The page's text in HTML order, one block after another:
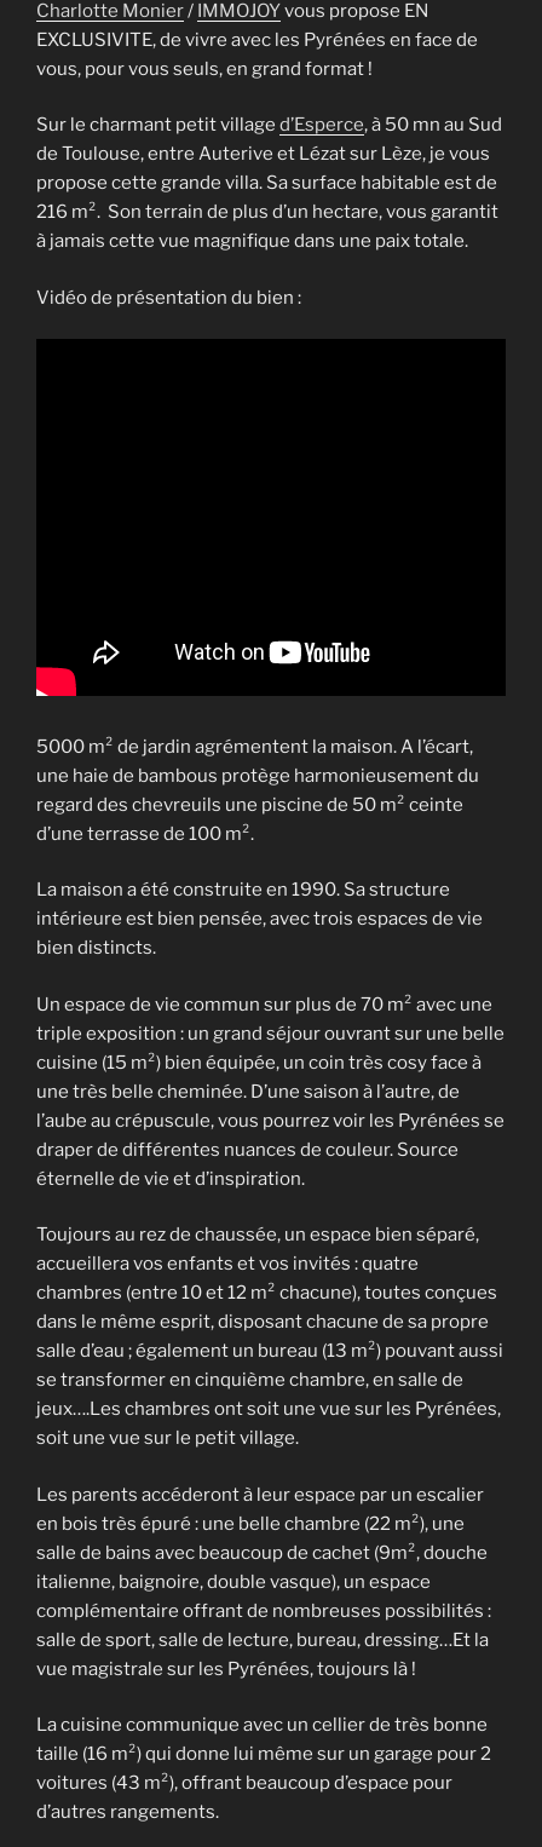
Charlotte Monier/ IMMOJOYvous propose EN
EXCLUSIVITE, de vivre avec les Pyrénées en face de
vous, pour vous seuls, en grand format !
Sur le charmant petit village d’Esperce, à 50 mn au Sud
de Toulouse, entre Auterive et Lézat sur Lèze, je vous
propose cette grande villa. Sa surface habitable est de
216 m². Son terrain de plus d’un hectare, vous garantit
à jamais cette vue magnifique dans une paix totale.
Vidéo de présentation du bien :
5000 m² de jardin agrémentent la maison. A l’écart,
une haie de bambous protège harmonieusement du
regard des chevreuils une piscine de 50 m² ceinte
d’une terrasse de 100 m².
La maison a été construite en 1990. Sa structure
intérieure est bien pensée, avec trois espaces de vie
bien distincts.
Un espace de vie commun sur plus de 70 m² avec une
triple exposition : un grand séjour ouvrant sur une belle
cuisine (15 m²) bien équipée, un coin très cosy face à
une très belle cheminée. D’une saison à l’autre, de
l’aube au crépuscule, vous pourrez voir les Pyrénées se
draper de différentes nuances de couleur. Source
éternelle de vie et d’inspiration.
Toujours au rez de chaussée, un espace bien séparé,
accueillera vos enfants et vos invités : quatre
chambres (entre 10 et 12 m² chacune), toutes conçues
dans le même esprit, disposant chacune de sa propre
salle d’eau ; également un bureau (13 m²) pouvant aussi
se transformer en cinquième chambre, en salle de
jeux….Les chambres ont soit une vue sur les Pyrénées,
soit une vue sur le petit village.
Les parents accéderont à leur espace par un escalier
en bois très épuré : une belle chambre (22 m²), une
salle de bains avec beaucoup de cachet (9m², douche
italienne, baignoire, double vasque), un espace
complémentaire offrant de nombreuses possibilités :
salle de sport, salle de lecture, bureau, dressing…Et la
vue magistrale sur les Pyrénées, toujours là !
La cuisine communique avec un cellier de très bonne
taille (16 m²) qui donne lui même sur un garage pour 2
voitures (43 m²), offrant beaucoup d’espace pour
d’autres rangements.